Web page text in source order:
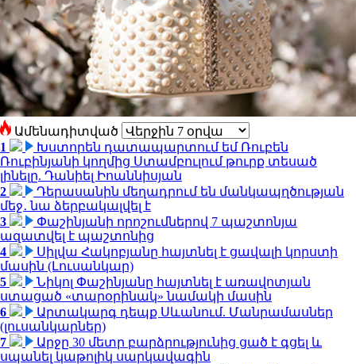
Ամենադիտված
1
Խստորեն դատապարտում եմ Ռուբեն
Ռուբինյանի կողմից Ստամբուլում թուրք տեսած
լինելը. Դանիել Իոաննիսյան
2
Դերասանին մեղադրում են մանկապղծության
մեջ․ նա ձերբակալվել է
3
Փաշինյանի որոշումներով 7 պաշտոնյա
ազատվել է պաշտոնից
4
Սիլվա Հակոբյանը հայտնել է ցավալի կորստի
մասին (Լուսանկար)
5
Նիկոլ Փաշինյանը հայտնել է առավոտյան
ստացած «տարօրինակ» նամակի մասին
6
Արտակարգ դեպք Սևանում. Մանրամասներ
(լուսանկարներ)
7
Արջը 30 մետր բարձրությունից ցած է գցել և
սպանել կաթոլիկ սարկավագին